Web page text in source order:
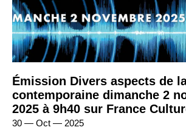
Émission Divers aspects de la
contemporaine dimanche 2
2025 à 9h40 sur France
30 — Oct — 2025